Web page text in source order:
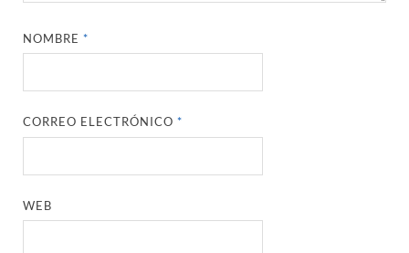
NOMBRE*
CORREO ELECTRÓNICO*
WEB